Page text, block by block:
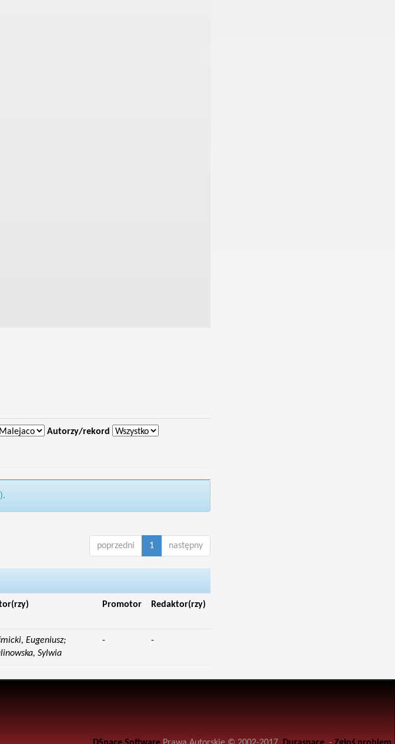
Autorzy/rekord
poprzedni 1 następny
Promotor Redaktor(rzy)
Eugeniusz;
Sylwia
- -